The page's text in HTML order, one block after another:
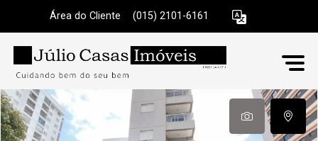
Área do Cliente (015) 2101-6161